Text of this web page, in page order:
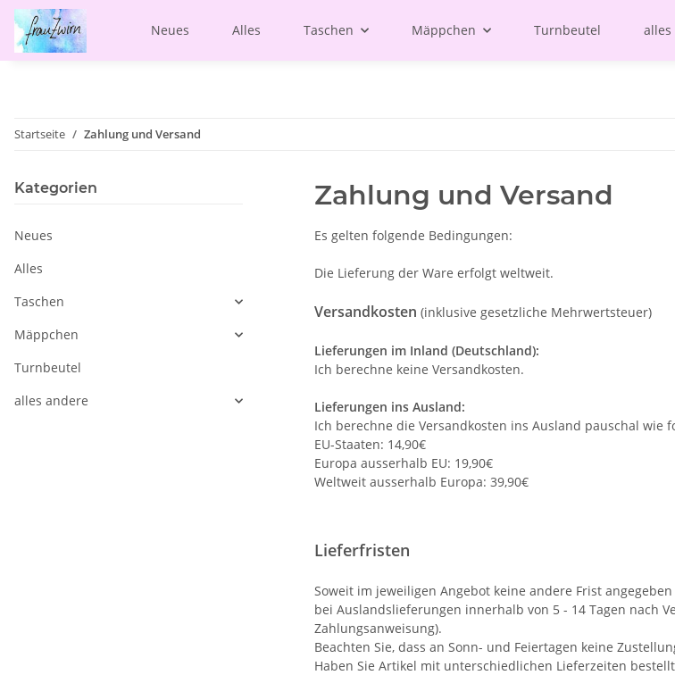
Neues Alles Taschen Mäppchen Turnbeutel alles
Startseite Zahlung und Versand
Zahlung und Versand
Es gelten folgende Bedingungen:
Die Lieferung der Ware erfolgt weltweit.
Versandkosten (inklusive gesetzliche Mehrwertsteuer)
Lieferungen im Inland (Deutschland):
Ich berechne keine Versandkosten.
Lieferungen ins Ausland:
Ich berechne die Versandkosten ins Ausland pauschal wie
EU-Staaten: 14,90€
Europa ausserhalb EU: 19,90€
Weltweit ausserhalb Europa: 39,90€
Lieferfristen
Soweit im jeweiligen Angebot keine andere Frist
bei Auslandslieferungen innerhalb von 5 - 14 Tagen nach
Zahlungsanweisung).
Beachten Sie, dass an Sonn- und Feiertagen keine
Haben Sie Artikel mit unterschiedlichen Lieferzeiten
Kategorien
Neues
Alles
Taschen
Mäppchen
Turnbeutel
alles andere